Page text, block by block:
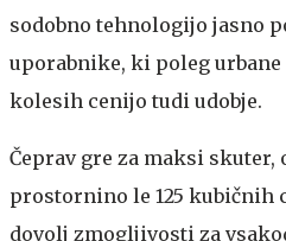
sodobno tehnologijo jasno
uporabnike, ki poleg
kolesih cenijo tudi udobje.
Čeprav gre za maksi
prostornino le 125 kubičnih
dovolj zmogljivosti za